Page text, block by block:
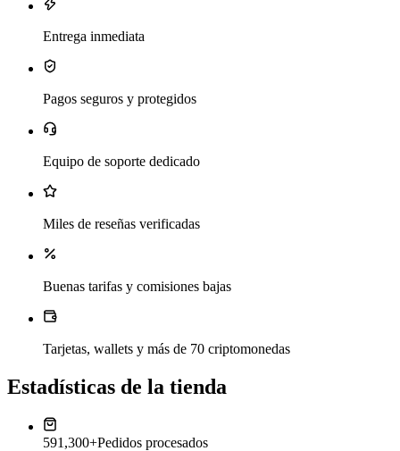
Entrega inmediata
Pagos seguros y protegidos
Equipo de soporte dedicado
Miles de reseñas verificadas
Buenas tarifas y comisiones bajas
Tarjetas, wallets y más de 70 criptomonedas
Estadísticas de la tienda
591,300+Pedidos procesados